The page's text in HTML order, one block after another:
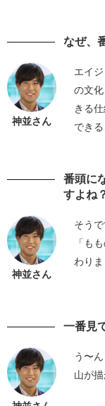
なぜ、
神並さん
エイ
の文
きる
でき
番頭に
すよね
神並さん
そう
「も
わり
一番見
う〜
山が